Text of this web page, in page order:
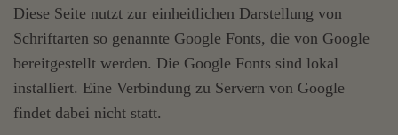
Diese Seite nutzt zur einheitlichen Darstellung von
Schriftarten so genannte Google Fonts, die von Google
bereitgestellt werden. Die Google Fonts sind lokal
installiert. Eine Verbindung zu Servern von Google
findet dabei nicht statt.